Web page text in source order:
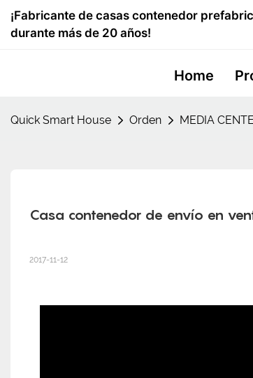
¡Fabricante de casas contenedor
durante más de 20 años!
Home
Quick Smart House Orden MEDIA
Casa contenedor de envío en
2017-11-12